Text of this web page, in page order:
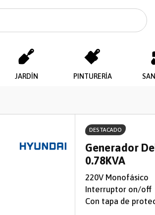
JARDÍN PINTURERÍA
DESTACADO
Generador
0.78KVA
220V Monofásico
Interruptor on/off
Con tapa de